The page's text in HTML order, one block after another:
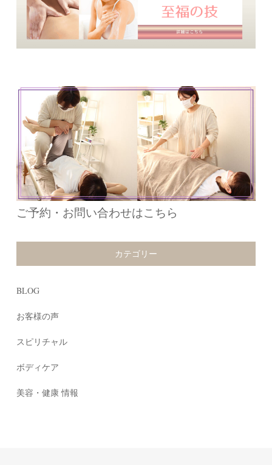
ご予約・お問い合わせはこちら
カテゴリー
BLOG
お客様の声
スピリチャル
ボディケア
美容・健康 情報